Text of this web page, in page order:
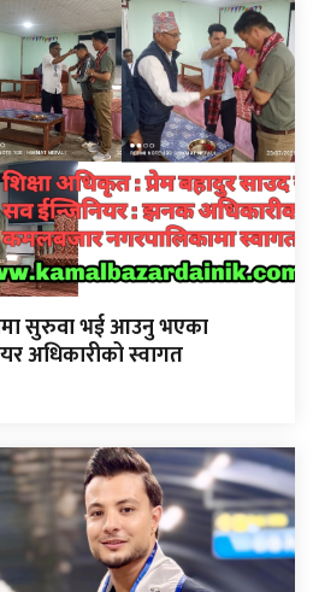
सुरुवा भई आउनु भएका
अधिकारीको स्वागत